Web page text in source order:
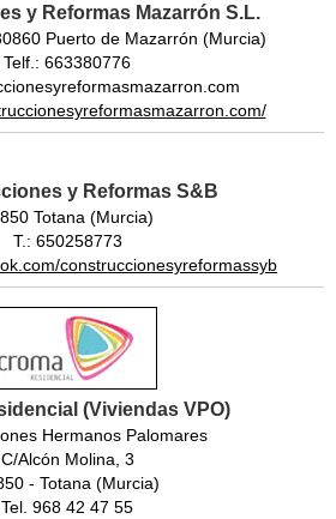
y Reformas Mazarrón S.L.
Puerto de Mazarrón (Murcia)
Telf.: 663380776
y Reformas S&B
Totana (Murcia)
T.: 650258773
construccionesyreformassyb
(Viviendas VPO)
Hermanos Palomares
C/Alcón Molina, 3
- Totana (Murcia)
Tel. 968 42 47 55